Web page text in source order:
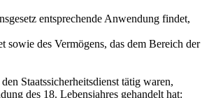
entsprechende Anwendung findet,
des Vermögens, das dem Bereich der
Staatssicherheitsdienst tätig waren,
des 18. Lebensjahres gehandelt hat: